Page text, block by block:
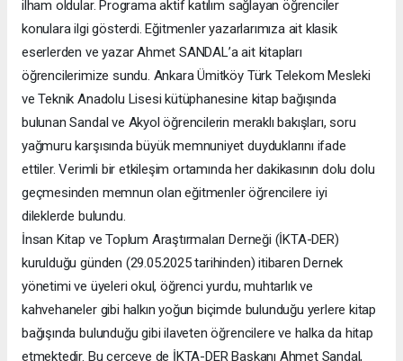
ilham oldular. Programa aktif katılım sağlayan öğrenciler
konulara ilgi gösterdi. Eğitmenler yazarlarımıza ait klasik
eserlerden ve yazar Ahmet SANDAL’a ait kitapları
öğrencilerimize sundu. Ankara Ümitköy Türk Telekom Mesleki
ve Teknik Anadolu Lisesi kütüphanesine kitap bağışında
bulunan Sandal ve Akyol öğrencilerin meraklı bakışları, soru
yağmuru karşısında büyük memnuniyet duyduklarını ifade
ettiler. Verimli bir etkileşim ortamında her dakikasının dolu dolu
geçmesinden memnun olan eğitmenler öğrencilere iyi
dileklerde bulundu.
İnsan Kitap ve Toplum Araştırmaları Derneği (İKTA-DER)
kurulduğu günden (29.05.2025 tarihinden) itibaren Dernek
yönetimi ve üyeleri okul, öğrenci yurdu, muhtarlık ve
kahvehaneler gibi halkın yoğun biçimde bulunduğu yerlere kitap
bağışında bulunduğu gibi ilaveten öğrencilere ve halka da hitap
etmektedir. Bu çerçeve de İKTA-DER Başkanı Ahmet Sandal,